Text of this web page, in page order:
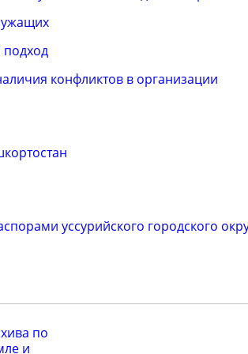
подход
конфликтов в организации
уссурийского городского
по
и